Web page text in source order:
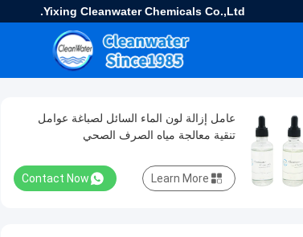
Yixing Cleanwater Chemicals Co.,Ltd.
عامل إزالة لون الماء السائل لصباغة عوامل
تنقية معالجة مياه الصرف الصحي
Contact Now Learn More